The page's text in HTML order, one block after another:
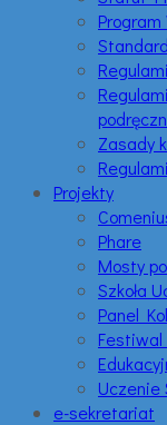
Zasady
Projekty
Phare
Mosty
Szkoła
Panel
Festiwal
Uczenie
e-sekretariat